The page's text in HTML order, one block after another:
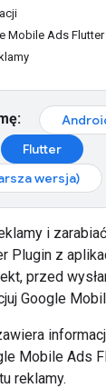
Mobile Ads Flutter
Flutter
wersja)
i
Plugin z
przed
Google
Mobile Ads
reklamy.